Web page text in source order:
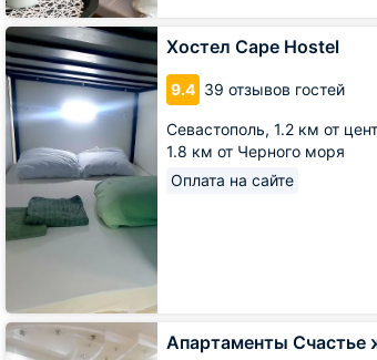
Хостел Cape Hostel
9.4 39 отзывов гостей
Севастополь, 1.2 км от
1.8 км от Черного моря
Оплата на сайте
Хостел
Cape
Hostel
Апартаменты Счастье
Апартаменты
Счастье